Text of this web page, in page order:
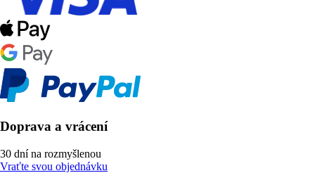
Doprava a vrácení
30 dní na rozmyšlenou
Vraťte svou objednávku